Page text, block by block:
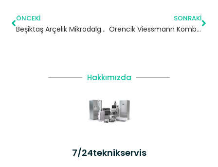
ÖNCEKI
Beşiktaş Arçelik Mikrodalga Servisi
SONRAKI
Örencik Viessmann Kombi Servisi – Çatalca Yetkili Servis
Hakkımızda
7/24teknikservis